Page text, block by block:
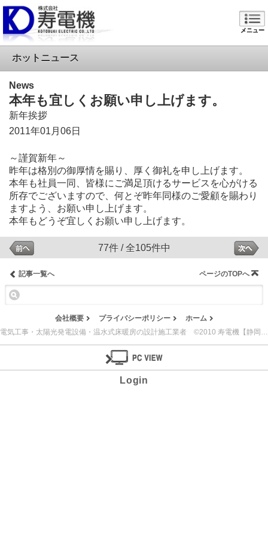
メニュー
ホットニュース
News
本年も宜しくお願い申し上げます。
新年挨拶
2011年01月06日
～謹賀新年～
昨年は格別の御厚情を賜り、厚く御礼を申し上げます。
本年も社員一同、皆様にご満足頂けるサービスを心がける
所存でございますので、何とぞ昨年同様のご愛顧を賜わり
ますよう、お願い申し上げます。
本年もどうぞ宜しくお願い申し上げます。
77件 / 全105件中
記事一覧へ ページのTOPへ
会社概要 プライバシーポリシー
ホーム
電気工事・太陽光発電設備・温水式床暖房の設計施工業者 ©2010 寿電機【静岡県島田市】
Login